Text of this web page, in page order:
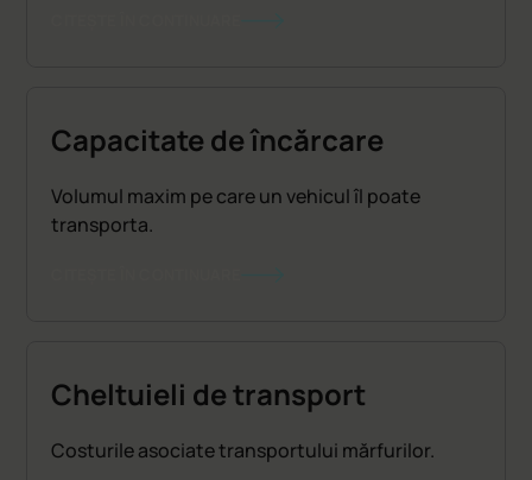
Capacitate de încărcare
Volumul maxim pe care un vehicul îl poate
transporta.
Cheltuieli de transport
Costurile asociate transportului mărfurilor.